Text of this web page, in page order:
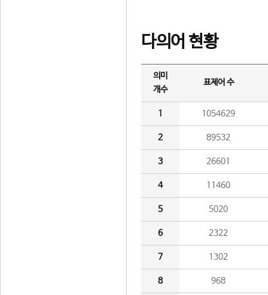
다의어 현황
의미
개수
표제어 수
1 1054629
2 89532
3 26601
4 11460
5 5020
6 2322
7 1302
8 968